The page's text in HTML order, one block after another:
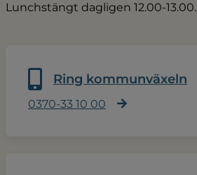
Lunchstängt dagligen 12.00-13.00.
Ring kommunväxeln
0370-33 10 00